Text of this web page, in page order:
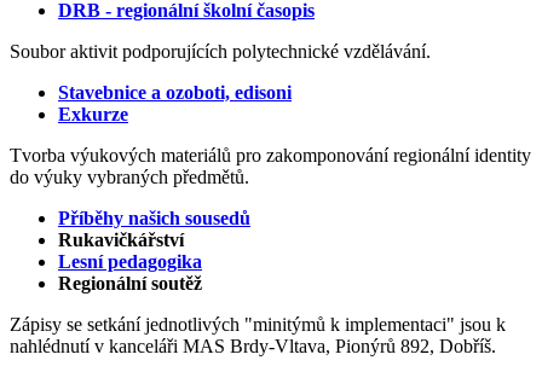
DRB - regionální školní časopis
Soubor aktivit podporujících polytechnické vzdělávání.
Stavebnice a ozoboti, edisoni
Exkurze
Tvorba výukových materiálů pro zakomponování regionální identity
do výuky vybraných předmětů.
Příběhy našich sousedů
Rukavičkářství
Lesní pedagogika
Regionální soutěž
Zápisy se setkání jednotlivých "minitýmů k implementaci" jsou k
nahlédnutí v kanceláři MAS Brdy-Vltava, Pionýrů 892, Dobříš.